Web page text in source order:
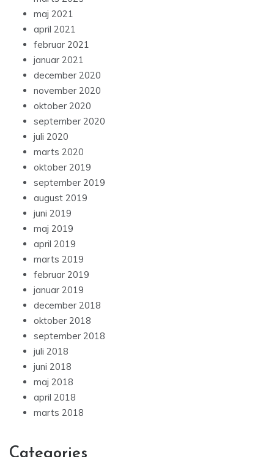
maj 2021
april 2021
februar 2021
januar 2021
december 2020
november 2020
oktober 2020
september 2020
juli 2020
marts 2020
oktober 2019
september 2019
august 2019
juni 2019
maj 2019
april 2019
marts 2019
februar 2019
januar 2019
december 2018
oktober 2018
september 2018
juli 2018
juni 2018
maj 2018
april 2018
marts 2018